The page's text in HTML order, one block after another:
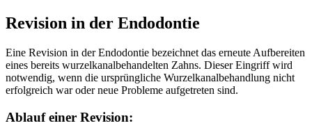
Revision in der Endodontie
Eine Revision in der Endodontie bezeichnet das erneute Aufbereiten
eines bereits wurzelkanalbehandelten Zahns. Dieser Eingriff wird
notwendig, wenn die ursprüngliche Wurzelkanalbehandlung nicht
erfolgreich war oder neue Probleme aufgetreten sind.
Ablauf einer Revision: